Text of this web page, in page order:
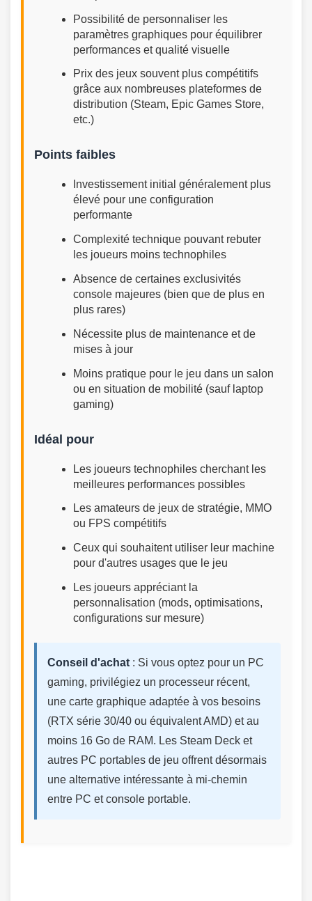
Possibilité de personnaliser les
paramètres graphiques pour équilibrer
performances et qualité visuelle
Prix des jeux souvent plus compétitifs
grâce aux nombreuses plateformes de
distribution (Steam, Epic Games Store,
etc.)
Points faibles
Investissement initial généralement plus
élevé pour une configuration
performante
Complexité technique pouvant rebuter
les joueurs moins technophiles
Absence de certaines exclusivités
console majeures (bien que de plus en
plus rares)
Nécessite plus de maintenance et de
mises à jour
Moins pratique pour le jeu dans un salon
ou en situation de mobilité (sauf laptop
gaming)
Idéal pour
Les joueurs technophiles cherchant les
meilleures performances possibles
Les amateurs de jeux de stratégie, MMO
ou FPS compétitifs
Ceux qui souhaitent utiliser leur machine
pour d'autres usages que le jeu
Les joueurs appréciant la
personnalisation (mods, optimisations,
configurations sur mesure)
Conseil d'achat : Si vous optez pour un PC
gaming, privilégiez un processeur récent,
une carte graphique adaptée à vos besoins
(RTX série 30/40 ou équivalent AMD) et au
moins 16 Go de RAM. Les Steam Deck et
autres PC portables de jeu offrent désormais
une alternative intéressante à mi-chemin
entre PC et console portable.